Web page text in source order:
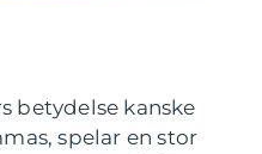
betydelse kanske
spelar en stor